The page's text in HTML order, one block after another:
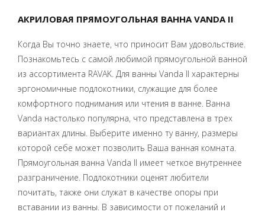
АКРИЛОВАЯ ПРЯМОУГОЛЬНАЯ ВАННА VANDA II
Когда Вы точно знаете, что приносит Вам удовольствие.
Познакомьтесь с самой любимой прямоугольной ванной
из ассортимента RAVAK. Для ванны Vanda II характерны
эргономичные подлокотники, служащие для более
комфортного поднимания или чтения в ванне. Ванна
Vanda настолько популярна, что представлена в трех
вариантах длины. Выберите именно ту ванну, размеры
которой себе может позволить Ваша ванная комната.
Прямоугольная ванна Vanda II имеет четкое внутреннее
разграничение. Подлокотники оценят любители
почитать, также они служат в качестве опоры при
вставании из ванны. В зависимости от пожеланий и